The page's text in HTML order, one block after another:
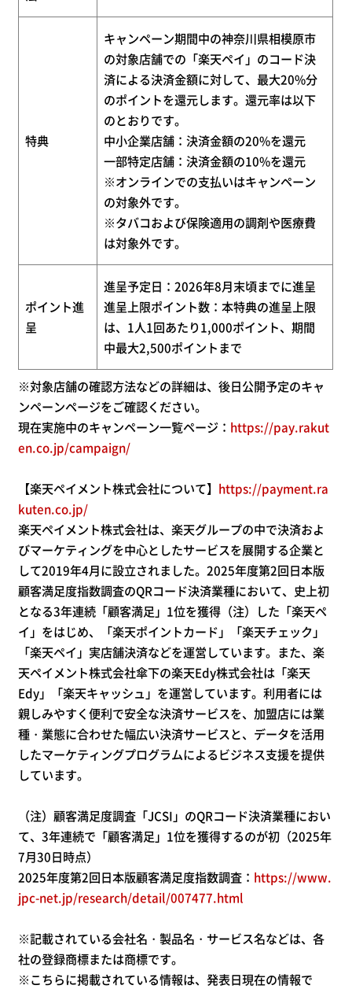
特典
キャンペーン期間中の神奈川県相模原市
の対象店舗での「楽天ペイ」のコード決
済による決済金額に対して、最大20%分
のポイントを還元します。還元率は以下
のとおりです。
中小企業店舗：決済金額の20%を還元
一部特定店舗：決済金額の10%を還元
※オンラインでの支払いはキャンペーン
の対象外です。
※タバコおよび保険適用の調剤や医療費
は対象外です。
ポイント進
呈
進呈予定日：2026年8月末頃までに進呈
進呈上限ポイント数：本特典の進呈上限
は、 1人1回あたり1,000ポイント、期間
中最大2,500ポイントまで
※対象店舗の確認方法などの詳細は、後日公開予定のキャ
ンペーンページをご確認ください。
現在実施中のキャンペーン一覧ページ： https://pay.rakut
en.co.jp/campaign/
【楽天ペイメント株式会社について】 https://payment.ra
kuten.co.jp/
楽天ペイメント株式会社は、楽天グループの中で決済およ
びマーケティングを中心としたサービスを展開する企業と
して2019年4月に設立されました。2025年度第2回日本版
顧客満足度指数調査のQRコード決済業種において、史上初
となる3年連続「顧客満足」1位を獲得（注）した「楽天ペ
イ」をはじめ、「楽天ポイントカード」「楽天チェック」
「楽天ペイ」実店舗決済などを運営しています。また、楽
天ペイメント株式会社傘下の楽天Edy株式会社は「楽天
Edy」「楽天キャッシュ」を運営しています。利用者には
親しみやすく便利で安全な決済サービスを、加盟店には業
種・業態に合わせた幅広い決済サービスと、データを活用
したマーケティングプログラムによるビジネス支援を提供
しています。
（注）顧客満足度調査「JCSI」のQRコード決済業種におい
て、3年連続で「顧客満足」1位を獲得するのが初（2025年
7月30日時点）
2025年度第2回日本版顧客満足度指数調査： https://www.
jpc-net.jp/research/detail/007477.html
※記載されている会社名・製品名・サービス名などは、各
社の登録商標または商標です。
※こちらに掲載されている情報は、発表日現在の情報で